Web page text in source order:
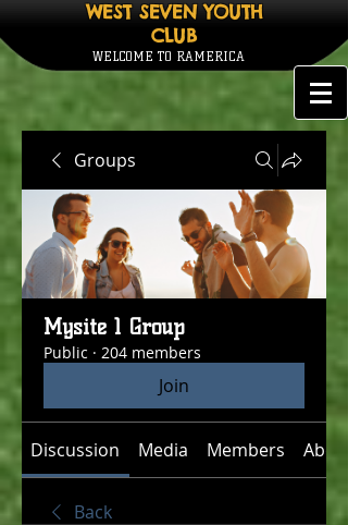
WEST SEVEN YOUTH
CLUB
WELCOME TO RAMERICA
Groups
Mysite 1 Group
Public · 204 members
Join
Discussion Media Members About
Back